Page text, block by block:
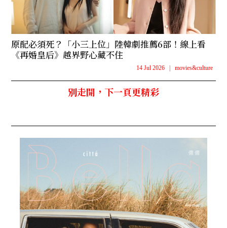
原配必須死？「小三上位」陸韓劇推薦6部！線上看
《再婚皇后》越界野心藏不住
14 Jul 2026 | movies&culture
別走開，下一頁更精彩